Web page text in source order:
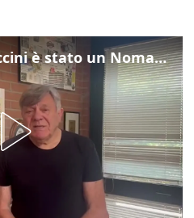
Beppe Carletti: "Guccini è stato un Nomade"